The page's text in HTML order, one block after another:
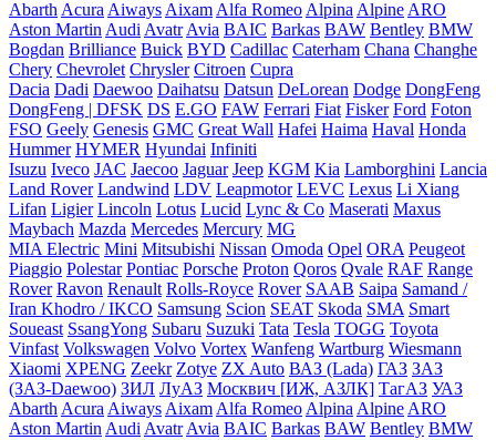
Abarth Acura Aiways Aixam Alfa Romeo Alpina Alpine ARO
Aston Martin Audi Avatr Avia BAIC Barkas BAW Bentley BMW
Bogdan Brilliance Buick BYD Cadillac Caterham Chana Changhe
Chery Chevrolet Chrysler Citroen Cupra
Dacia Dadi Daewoo Daihatsu Datsun DeLorean Dodge DongFeng
DongFeng | DFSK DS E.GO FAW Ferrari Fiat Fisker Ford Foton
FSO Geely Genesis GMC Great Wall Hafei Haima Haval Honda
Hummer HYMER Hyundai Infiniti
Isuzu Iveco JAC Jaecoo Jaguar Jeep KGM Kia Lamborghini Lancia
Land Rover Landwind LDV Leapmotor LEVC Lexus Li Xiang
Lifan Ligier Lincoln Lotus Lucid Lync & Co Maserati Maxus
Maybach Mazda Mercedes Mercury MG
MIA Electric Mini Mitsubishi Nissan Omoda Opel ORA Peugeot
Piaggio Polestar Pontiac Porsche Proton Qoros Qvale RAF Range
Rover Ravon Renault Rolls-Royce Rover SAAB Saipa Samand /
Iran Khodro / IKCO Samsung Scion SEAT Skoda SMA Smart
Soueast SsangYong Subaru Suzuki Tata Tesla TOGG Toyota
Vinfast Volkswagen Volvo Vortex Wanfeng Wartburg Wiesmann
Xiaomi XPENG Zeekr Zotye ZX Auto ВАЗ (Lada) ГАЗ ЗАЗ
(ЗАЗ-Daewoo) ЗИЛ ЛуАЗ Москвич [ИЖ, АЗЛК] ТагАЗ УАЗ
Abarth Acura Aiways Aixam Alfa Romeo Alpina Alpine ARO
Aston Martin Audi Avatr Avia BAIC Barkas BAW Bentley BMW